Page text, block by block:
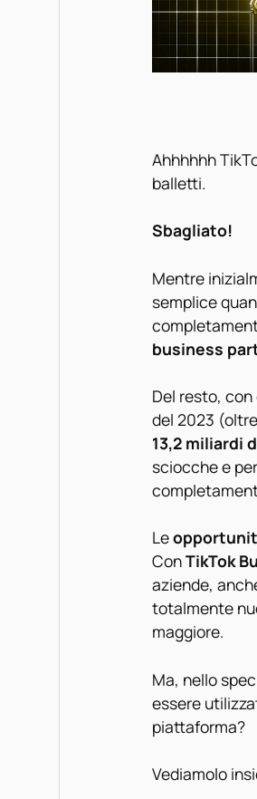
Ahhhhhh
balletti.
Sbagliato!
Mentre
semplice
business
Del resto, con
del 2023
13,2 miliardi
sciocche e
Le
ConTikTok
aziende,
totalmente
maggiore.
Ma, nello
essere
piattaforma?
Vediamolo